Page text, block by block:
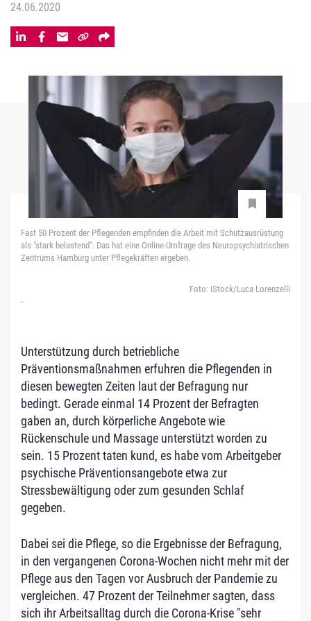
24.06.2020
Fast 50 Prozent der Pflegenden empfinden die Arbeit mit Schutzausrüstung
als "stark belastend". Das hat eine Online-Umfrage des Neuropsychiatrischen
Zentrums Hamburg unter Pflegekräften ergeben.
Foto: iStock/Luca Lorenzelli
-
Unterstützung durch betriebliche
Präventionsmaßnahmen erfuhren die Pflegenden in
diesen bewegten Zeiten laut der Befragung nur
bedingt. Gerade einmal 14 Prozent der Befragten
gaben an, durch körperliche Angebote wie
Rückenschule und Massage unterstützt worden zu
sein. 15 Prozent taten kund, es habe vom Arbeitgeber
psychische Präventionsangebote etwa zur
Stressbewältigung oder zum gesunden Schlaf
gegeben.
Dabei sei die Pflege, so die Ergebnisse der Befragung,
in den vergangenen Corona-Wochen nicht mehr mit der
Pflege aus den Tagen vor Ausbruch der Pandemie zu
vergleichen. 47 Prozent der Teilnehmer sagten, dass
sich ihr Arbeitsalltag durch die Corona-Krise "sehr